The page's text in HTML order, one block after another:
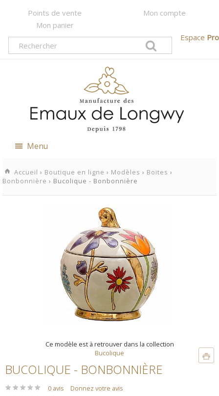
Points de vente
Mon compte
Mon panier
Espace Pro
Menu
Accueil › Boutique en ligne › Modèles › Boites ›
Bonbonnière › Bucolique - Bonbonnière
Ce modèle est à retrouver dans la collection
Bucolique
BUCOLIQUE - BONBONNIÈRE
★ ★ ★ ★ ★
★ ★ ★ ★ ★ 0 avis Donnez votre avis